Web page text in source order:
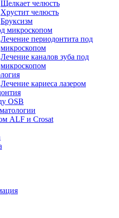
Щелкает челюсть
Хрустит челюсть
Бруксизм
микроскопом
Лечение периодонтита под
микроскопом
Лечение каналов зуба под
микроскопом
Лечение кариеса лазером
OSB
ALF и Сrosat